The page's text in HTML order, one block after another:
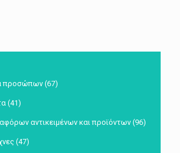
προσώπων (67)
(41)
αντικειμένων και προϊόντων (96)
(47)